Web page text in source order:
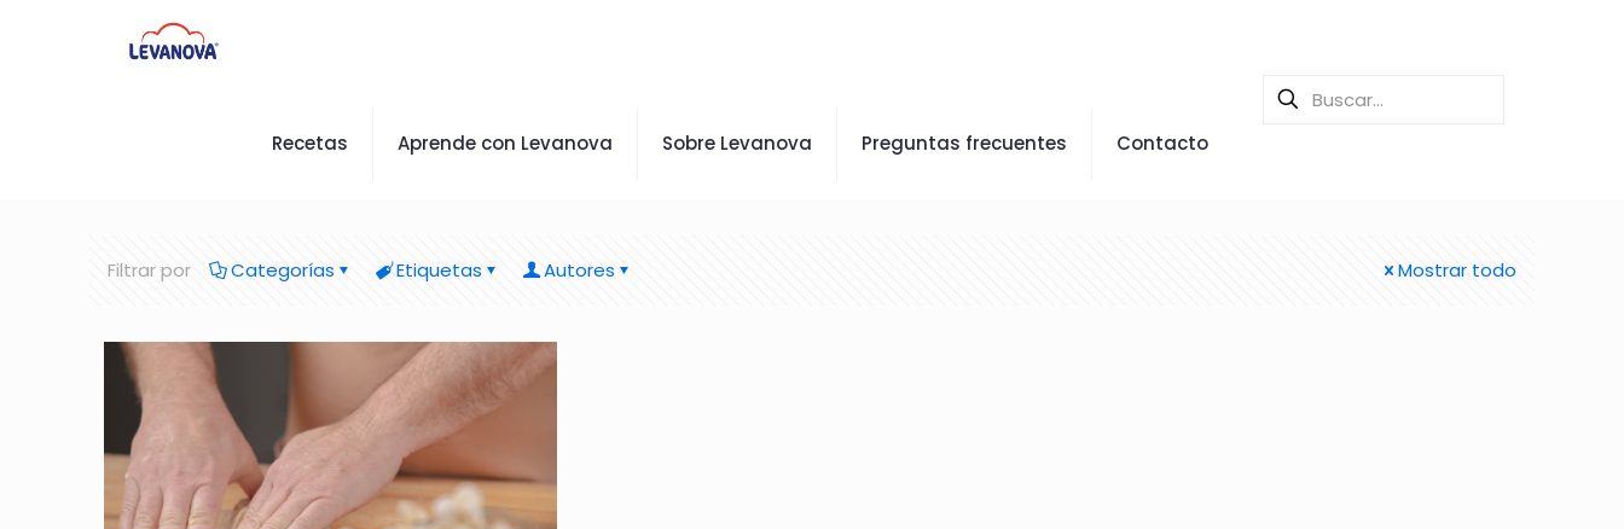
Recetas Aprende con Levanova Sobre Levanova Preguntas frecuentes Contacto
Filtrar por Categorías Etiquetas Autores Mostrar todo